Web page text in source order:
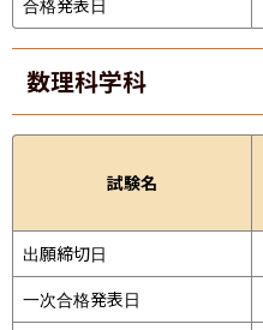
数理科学科
試験名
出願締切日
一次合格発表日